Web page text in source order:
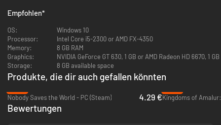
Nimm es mit einer herrlich makabren Menagerie von abscheulich
mutierten Tieren und vampirisch besessenen Stadtbewohnern auf.
Heimatstadt.
Dungeon Crawler mit Kleinstadtcharme
Empfohlen*
OS:
Windows 10
Processor:
Intel Core i5-2300 or AMD FX-4350
Memory:
8 GB RAM
Graphics:
NVIDIA GeForce GT 630, 1 GB or AMD Radeon HD 6670, 1
Storage:
8 GB available space
Produkte, die dir auch gefallen könnten
Nobody Saves the World - PC (Steam)
4.29 €
Bewertungen